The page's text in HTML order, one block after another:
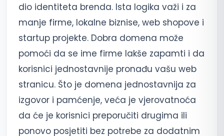
dio identiteta brenda. Ista logika važi i za
manje firme, lokalne biznise, web shopove i
startup projekte. Dobra domena može
pomoći da se ime firme lakše zapamti i da
korisnici jednostavnije pronađu vašu web
stranicu. Što je domena jednostavnija za
izgovor i pamćenje, veća je vjerovatnoća
da će je korisnici preporučiti drugima ili
ponovo posjetiti bez potrebe za dodatnim